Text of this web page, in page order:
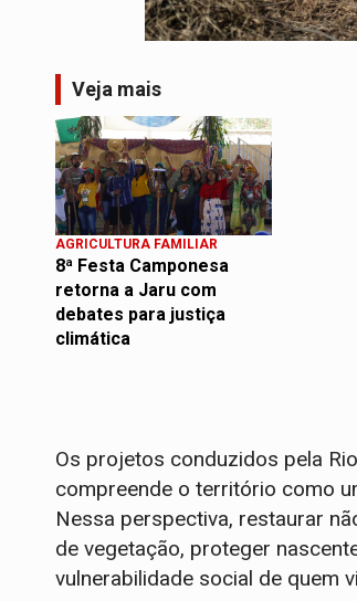
Veja mais
AGRICULTURA FAMILIAR
8ª Festa Camponesa
retorna a Jaru com
debates para justiça
climática
Os projetos conduzidos pela
compreende o território como
Nessa perspectiva, restaurar
de vegetação, proteger
vulnerabilidade social de quem